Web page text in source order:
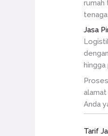
rumah
Jasa
hingga
Anda
Tarif